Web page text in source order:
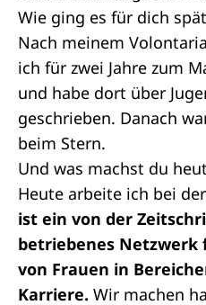
Wie ging es für dich
Nach meinem
ich für zwei Jahre zum
und habe dort über
geschrieben. Danach
beim Stern.
Und was machst du
Heute arbeite ich bei
ist ein von der
betriebenes Netzwerk
von Frauen in
Karriere. Wir machen